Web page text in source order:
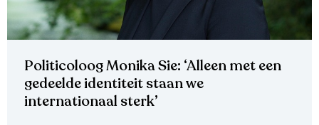
Politicoloog Monika Sie: ‘Alleen met een
gedeelde identiteit staan we
internationaal sterk’